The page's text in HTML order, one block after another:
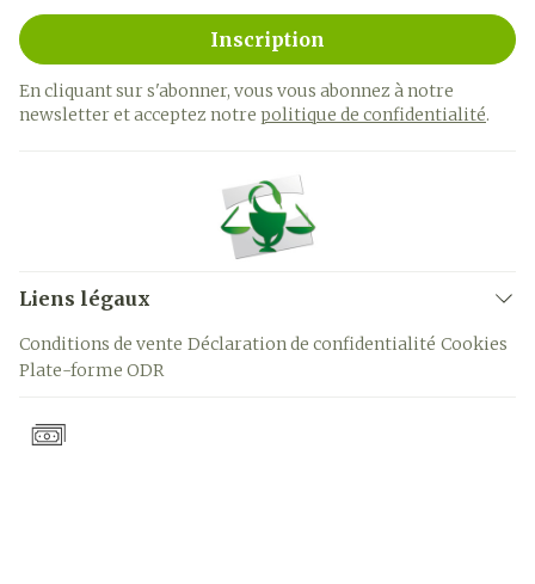
Inscription
En cliquant sur s'abonner, vous vous abonnez à notre
newsletter et acceptez notre politique de confidentialité.
Liens légaux
Conditions de vente Déclaration de confidentialité Cookies
Plate-forme ODR